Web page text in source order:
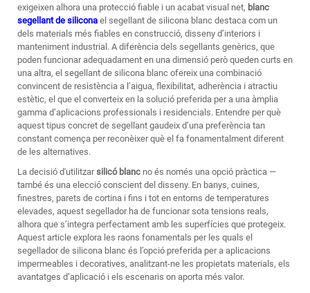
exigeixen alhora una protecció fiable i un acabat visual net, blanc
segellant de silicona el segellant de silicona blanc destaca com un
dels materials més fiables en construcció, disseny d’interiors i
manteniment industrial. A diferència dels segellants genèrics, que
poden funcionar adequadament en una dimensió però queden curts en
una altra, el segellant de silicona blanc ofereix una combinació
convincent de resistència a l’aigua, flexibilitat, adherència i atractiu
estètic, el que el converteix en la solució preferida per a una àmplia
gamma d’aplicacions professionals i residencials. Entendre per què
aquest tipus concret de segellant gaudeix d’una preferència tan
constant comença per reconèixer què el fa fonamentalment diferent
de les alternatives.
La decisió d'utilitzarsilicó blanc no és només una opció pràctica —
també és una elecció conscient del disseny. En banys, cuines,
finestres, parets de cortina i fins i tot en entorns de temperatures
elevades, aquest segellador ha de funcionar sota tensions reals,
alhora que s’integra perfectament amb les superfícies que protegeix.
Aquest article explora les raons fonamentals per les quals el
segellador de silicona blanc és l’opció preferida per a aplicacions
impermeables i decoratives, analitzant-ne les propietats materials, els
avantatges d’aplicació i els escenaris on aporta més valor.